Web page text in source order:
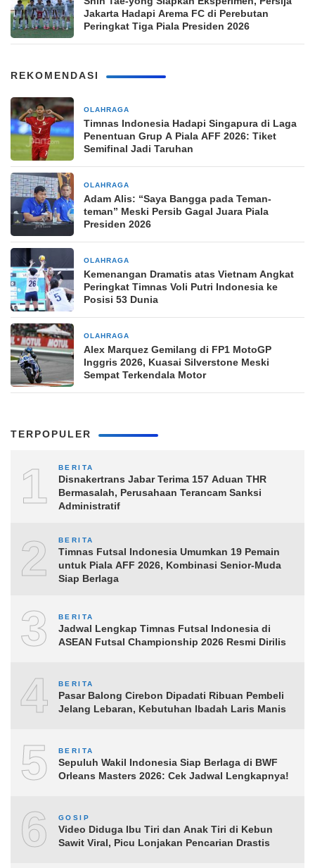
Jakarta Hadapi Arema FC di Perebutan
Peringkat Tiga Piala Presiden 2026
REKOMENDASI
OLAHRAGA
Timnas Indonesia Hadapi Singapura di Laga
Penentuan Grup A Piala AFF 2026: Tiket
Semifinal Jadi Taruhan
OLAHRAGA
Adam Alis: “Saya Bangga pada Teman-
teman” Meski Persib Gagal Juara Piala
Presiden 2026
OLAHRAGA
Kemenangan Dramatis atas Vietnam Angkat
Peringkat Timnas Voli Putri Indonesia ke
Posisi 53 Dunia
OLAHRAGA
Alex Marquez Gemilang di FP1 MotoGP
Inggris 2026, Kuasai Silverstone Meski
Sempat Terkendala Motor
TERPOPULER
1 BERITA
Disnakertrans Jabar Terima 157 Aduan THR
Bermasalah, Perusahaan Terancam Sanksi
Administratif
2 BERITA
Timnas Futsal Indonesia Umumkan 19 Pemain
untuk Piala AFF 2026, Kombinasi Senior-Muda
Siap Berlaga
3 BERITA
Jadwal Lengkap Timnas Futsal Indonesia di
ASEAN Futsal Championship 2026 Resmi Dirilis
4 BERITA
Pasar Balong Cirebon Dipadati Ribuan Pembeli
Jelang Lebaran, Kebutuhan Ibadah Laris Manis
5 BERITA
Sepuluh Wakil Indonesia Siap Berlaga di BWF
Orleans Masters 2026: Cek Jadwal Lengkapnya!
6 GOSIP
Video Diduga Ibu Tiri dan Anak Tiri di Kebun
Sawit Viral, Picu Lonjakan Pencarian Drastis